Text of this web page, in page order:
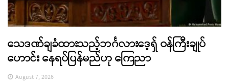
သေဒဏ်ချခံထားသည့်ဘင်္ဂလားဒေ့ရှ် ဝန်ကြီးချုပ်
ဟောင်း နေရပ်ပြန်မည်ဟု ကြေညာ
August 7, 2026